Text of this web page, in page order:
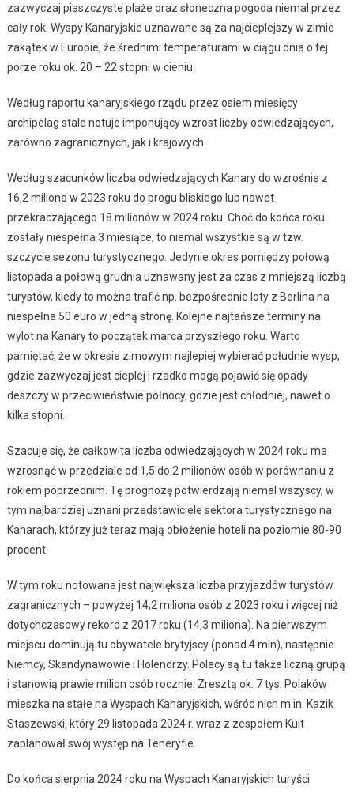
zazwyczaj piaszczyste plaże oraz słoneczna pogoda niemal przez
cały rok. Wyspy Kanaryjskie uznawane są za najcieplejszy w zimie
zakątek w Europie, że średnimi temperaturami w ciągu dnia o tej
porze roku ok. 20 – 22 stopni w cieniu.
Według raportu kanaryjskiego rządu przez osiem miesięcy
archipelag stale notuje imponujący wzrost liczby odwiedzających,
zarówno zagranicznych, jak i krajowych.
Według szacunków liczba odwiedzających Kanary do wzrośnie z
16,2 miliona w 2023 roku do progu bliskiego lub nawet
przekraczającego 18 milionów w 2024 roku. Choć do końca roku
zostały niespełna 3 miesiące, to niemal wszystkie są w tzw.
szczycie sezonu turystycznego. Jedynie okres pomiędzy połową
listopada a połową grudnia uznawany jest za czas z mniejszą liczbą
turystów, kiedy to można trafić np. bezpośrednie loty z Berlina na
niespełna 50 euro w jedną stronę. Kolejne najtańsze terminy na
wylot na Kanary to początek marca przyszłego roku. Warto
pamiętać, że w okresie zimowym najlepiej wybierać południe wysp,
gdzie zazwyczaj jest cieplej i rzadko mogą pojawić się opady
deszczy w przeciwieństwie północy, gdzie jest chłodniej, nawet o
kilka stopni.
Szacuje się, że całkowita liczba odwiedzających w 2024 roku ma
wzrosnąć w przedziale od 1,5 do 2 milionów osób w porównaniu z
rokiem poprzednim. Tę prognozę potwierdzają niemal wszyscy, w
tym najbardziej uznani przedstawiciele sektora turystycznego na
Kanarach, którzy już teraz mają obłożenie hoteli na poziomie 80-90
procent.
W tym roku notowana jest największa liczba przyjazdów turystów
zagranicznych – powyżej 14,2 miliona osób z 2023 roku i więcej niż
dotychczasowy rekord z 2017 roku (14,3 miliona). Na pierwszym
miejscu dominują tu obywatele brytyjscy (ponad 4 mln), następnie
Niemcy, Skandynawowie i Holendrzy. Polacy są tu także liczną grupą
i stanowią prawie milion osób rocznie. Zresztą ok. 7 tys. Polaków
mieszka na stałe na Wyspach Kanaryjskich, wśród nich m.in. Kazik
Staszewski, który 29 listopada 2024 r. wraz z zespołem Kult
zaplanował swój występ na Teneryfie.
Do końca sierpnia 2024 roku na Wyspach Kanaryjskich turyści